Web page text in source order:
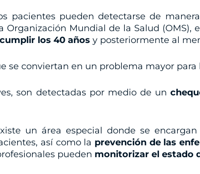
pacientes pueden detectarse de
Organización Mundial de la Salud (OMS),
los 40 años y posteriormente al
se conviertan en un problema mayor para
son detectadas por medio de un
un área especial donde se encargan
así como la prevención de las
pueden monitorizar el estado